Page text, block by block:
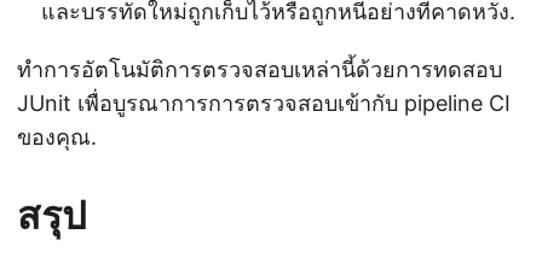
และบรรทัดใหม่ถูกเก็บไว้หรือถูกหนีอย่างที่คาดหวัง.
ทำการอัตโนมัติการตรวจสอบเหล่านี้ด้วยการทดสอบ
JUnit เพื่อบูรณาการการตรวจสอบเข้ากับ pipeline CI
ของคุณ.
สรุป